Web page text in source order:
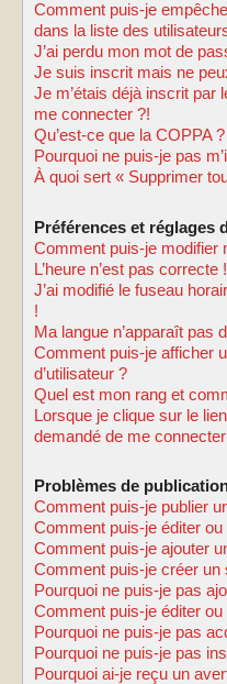
Comment puis-je
dans la liste des
J’ai perdu mon mot de
Je suis inscrit mais ne
Je m’étais déjà inscrit par
me connecter ?!
Qu’est-ce que la COPPA ?
Pourquoi ne puis-je pas
À quoi sert « Supprimer
Préférences et réglages
Comment puis-je modifier
L’heure n’est pas correcte !
J’ai modifié le fuseau
!
Ma langue n’apparaît pas
Comment puis-je afficher
d’utilisateur ?
Quel est mon rang et
Lorsque je clique sur le
demandé de me
Problèmes de
Comment puis-je publier
Comment puis-je éditer
Comment puis-je ajouter
Comment puis-je créer un
Pourquoi ne puis-je pas
Comment puis-je éditer
Pourquoi ne puis-je pas
Pourquoi ne puis-je pas
Pourquoi ai-je reçu un